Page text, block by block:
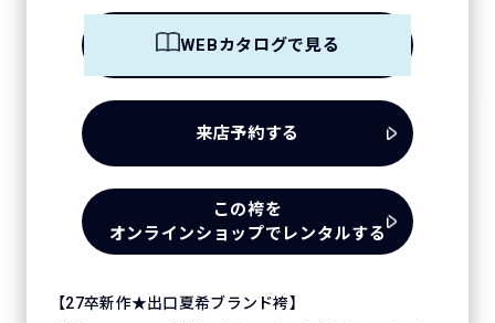
WEBカタログで見る
来店予約する
この袴を
オンラインショップでレンタルする
【27卒新作★出口夏希ブランド袴】